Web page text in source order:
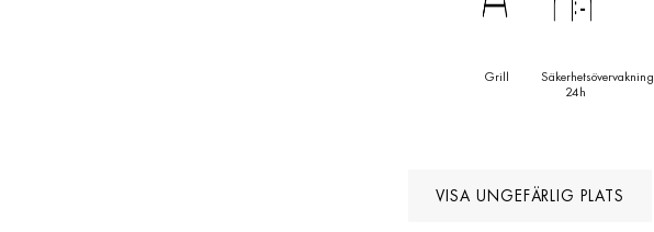
Grill
Säkerhetsövervakning
24h
VISA UNGEFÄRLIG PLATS